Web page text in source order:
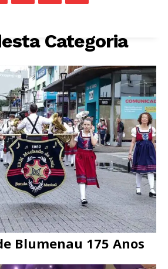
Categoria
Blumenau 175 Anos